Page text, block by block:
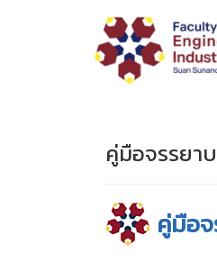
คู่มือจรรยา
คู่มือ